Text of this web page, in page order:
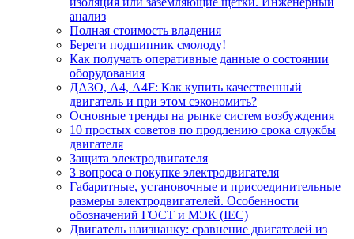
анализ
Полная стоимость владения
Береги подшипник смолоду!
Как получать оперативные данные о состоянии
оборудования
ДАЗО, А4, А4F: Как купить качественный
двигатель и при этом сэкономить?
Основные тренды на рынке систем возбуждения
10 простых советов по продлению срока службы
двигателя
Защита электродвигателя
3 вопроса о покупке электродвигателя
Габаритные, установочные и присоединительные
размеры электродвигателей. Особенности
обозначений ГОСТ и МЭК (IEC)
Двигатель наизнанку: сравнение двигателей из